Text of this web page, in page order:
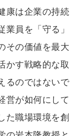
康は企業の持続
員を「守る」
その価値を最大
かす戦略的な取
るのではないで
営が如何にして
た職場環境を創